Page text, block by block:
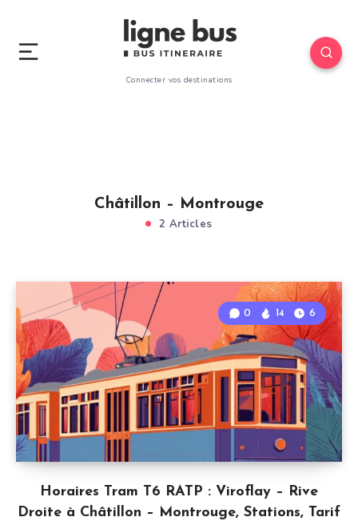
Connecter vos destinations
Châtillon – Montrouge
2 Articles
Horaires Tram T6 RATP : Viroflay – Rive
Droite à Châtillon – Montrouge, Stations, Tarif
0 14 6